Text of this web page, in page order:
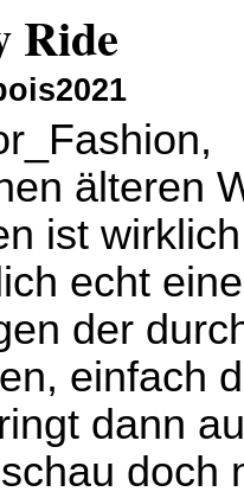
Ride
älteren
ist
echt
der
einfach
dann
doch